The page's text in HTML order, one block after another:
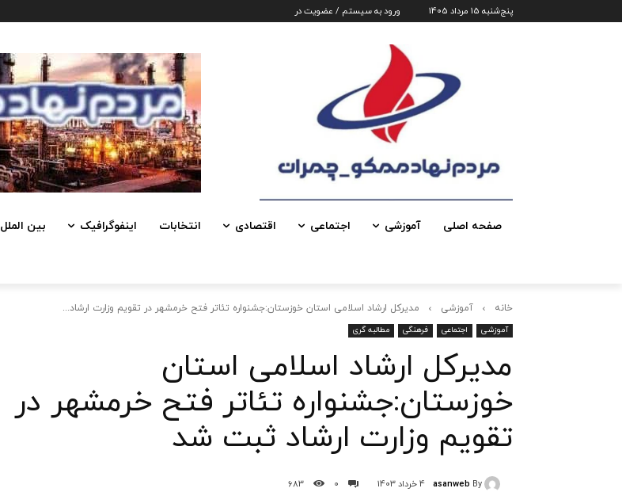
پنج‌شنبه 15 مرداد 1405 ورود به سیستم / عضویت در
صفحه اصلی آموزشی اجتماعی اقتصادی انتخابات اینفوگرافیک بین الملل
خانه آموزشی مدیرکل ارشاد اسلامی استان خوزستان:جشنواره تئاتر فتح خرمشهر در تقویم وزارت ارشاد...
آموزشی اجتماعی فرهنگی مطالبه گری
مدیرکل ارشاد اسلامی استان
خوزستان:جشنواره تئاتر فتح خرمشهر در
تقویم وزارت ارشاد ثبت شد
By
asanweb 4 خرداد 1403 0
683